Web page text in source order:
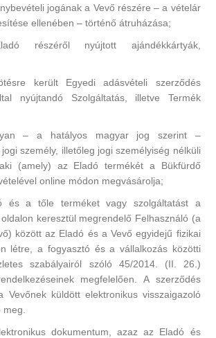
jogának a Vevő részére – a vételár
ellenében – történő átruházása;
részéről nyújtott ajándékkártyák,
került Egyedi adásvételi szerződés
nyújtandó Szolgáltatás, illetve Termék
– a hatályos magyar jog szerint –
személy, illetőleg jogi személyiség nélküli
(amely) az Eladó termékét a Bükfürdő
online módon megvásárolja;
és a tőle terméket vagy szolgáltatást a
keresztül megrendelő Felhasználó (a
között az Eladó és a Vevő egyidejű fizikai
létre, a fogyasztó és a vállalkozás közötti
szabályairól szóló 45/2014. (II. 26.)
megfelelően. A szerződés
Vevőnek küldött elektronikus visszaigazoló
dokumentum, azaz az Eladó és